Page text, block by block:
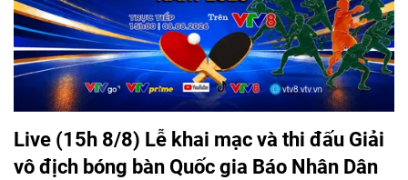
Live (15h 8/8) Lễ khai mạc và thi đấu Giải
vô địch bóng bàn Quốc gia Báo Nhân Dân